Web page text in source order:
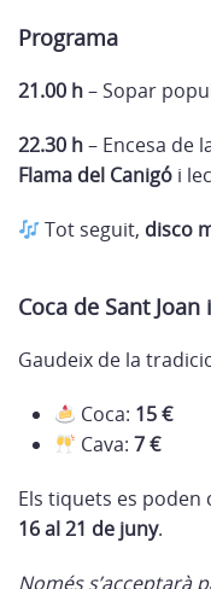
Programa
21.00 h– Sopar
22.30 h– Encesa de
Flama del Canigó i
Tot seguit, disco
Coca de Sant Joan
Gaudeix de la
Coca: 15 €
Cava:7 €
Els tiquets es poden
16 al 21 de juny.
Només s’acceptarà